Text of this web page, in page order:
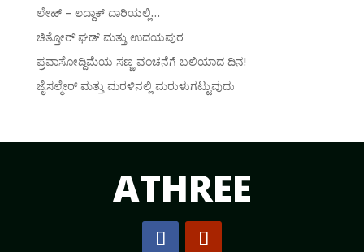
ಲೇಹ್ – ಲದ್ದಾಕ್ ದಾರಿಯಲ್ಲಿ…
ಚಿತ್ತೋರ್ ಘಡ್ ಮತ್ತು ಉದಯಪುರ
ಪ್ರವಾಸೋದ್ದಿಮೆಯ ಸಣ್ಣ ವಂಚನೆಗೆ ಬಲಿಯಾದ ದಿನ!
ಜೈಸಲ್ಮೇರ್ ಮತ್ತು ಮರಳಿನಲ್ಲಿ ಮರುಳುಗಟ್ಟುವುದು
ATHREE